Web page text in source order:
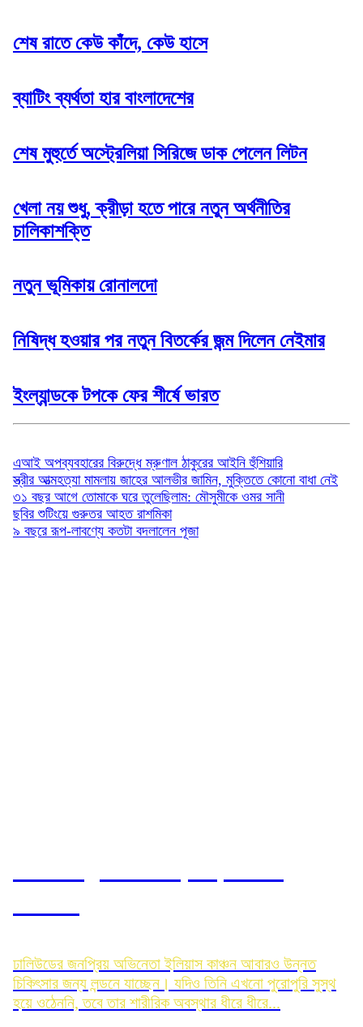
শেষ রাতে কেউ কাঁদে, কেউ হাসে
ব্যাটিং ব্যর্থতা হার বাংলাদেশের
শেষ মুহুর্তে অস্ট্রেলিয়া সিরিজে ডাক পেলেন লিটন
খেলা নয় শুধু, ক্রীড়া হতে পারে নতুন অর্থনীতির
চালিকাশক্তি
নতুন ভূমিকায় রোনালদো
নিষিদ্ধ হওয়ার পর নতুন বিতর্কের জন্ম দিলেন নেইমার
ইংল্যান্ডকে টপকে ফের শীর্ষে ভারত
এআই অপব্যবহারের বিরুদ্ধে ম্রুণাল ঠাকুরের আইনি হুঁশিয়ারি
স্ত্রীর আত্মহত্যা মামলায় জাহের আলভীর জামিন, মুক্তিতে কোনো বাধা নেই
৩১ বছর আগে তোমাকে ঘরে তুলেছিলাম: মৌসুমীকে ওমর সানী
ছবির শুটিংয়ে গুরুতর আহত রাশমিকা
৯ বছরে রূপ-লাবণ্যে কতটা বদলালেন পূজা
ঢালিউডের জনপ্রিয় অভিনেতা ইলিয়াস কাঞ্চন আবারও উন্নত
চিকিৎসার জন্য লন্ডনে যাচ্ছেন। যদিও তিনি এখনো পুরোপুরি সুস্থ
হয়ে ওঠেননি, তবে তার শারীরিক অবস্থার ধীরে ধীরে...